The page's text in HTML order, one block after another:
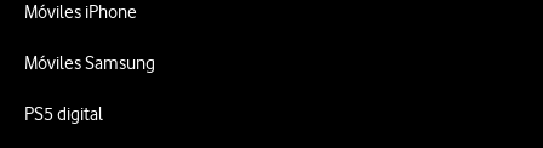
Móviles iPhone
Móviles Samsung
PS5 digital